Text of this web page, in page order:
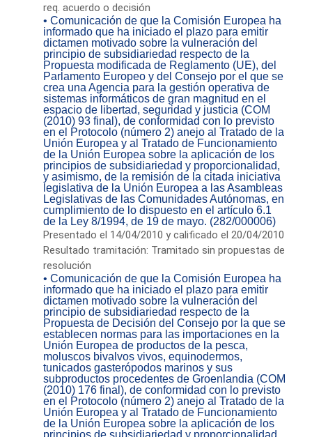
req. acuerdo o decisión
• Comunicación de que la Comisión Europea ha
informado que ha iniciado el plazo para emitir
dictamen motivado sobre la vulneración del
principio de subsidiariedad respecto de la
Propuesta modificada de Reglamento (UE), del
Parlamento Europeo y del Consejo por el que se
crea una Agencia para la gestión operativa de
sistemas informáticos de gran magnitud en el
espacio de libertad, seguridad y justicia (COM
(2010) 93 final), de conformidad con lo previsto
en el Protocolo (número 2) anejo al Tratado de la
Unión Europea y al Tratado de Funcionamiento
de la Unión Europea sobre la aplicación de los
principios de subsidiariedad y proporcionalidad,
y asimismo, de la remisión de la citada iniciativa
legislativa de la Unión Europea a las Asambleas
Legislativas de las Comunidades Autónomas, en
cumplimiento de lo dispuesto en el artículo 6.1
de la Ley 8/1994, de 19 de mayo. (282/000006)
Presentado el 14/04/2010 y calificado el 20/04/2010
Resultado tramitación: Tramitado sin propuestas de
resolución
• Comunicación de que la Comisión Europea ha
informado que ha iniciado el plazo para emitir
dictamen motivado sobre la vulneración del
principio de subsidiariedad respecto de la
Propuesta de Decisión del Consejo por la que se
establecen normas para las importaciones en la
Unión Europea de productos de la pesca,
moluscos bivalvos vivos, equinodermos,
tunicados gasterópodos marinos y sus
subproductos procedentes de Groenlandia (COM
(2010) 176 final), de conformidad con lo previsto
en el Protocolo (número 2) anejo al Tratado de la
Unión Europea y al Tratado de Funcionamiento
de la Unión Europea sobre la aplicación de los
principios de subsidiariedad y proporcionalidad,